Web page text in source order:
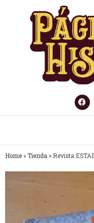
Home » Tienda » Revista